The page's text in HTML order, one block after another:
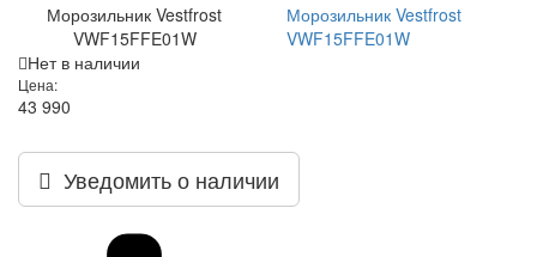
Морозильник Vestfrost
VWF15FFE01W
Морозильник Vestfrost
VWF15FFE01W
Нет в наличии
Цена:
43 990
Уведомить о наличии